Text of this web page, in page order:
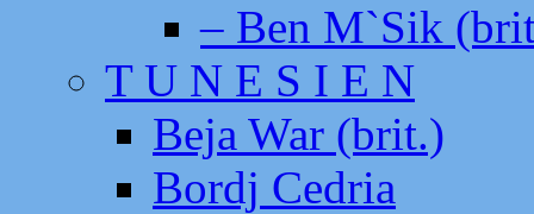
– Ben M`Sik
T U N E S I E N
Beja War (brit.)
Bordj Cedria